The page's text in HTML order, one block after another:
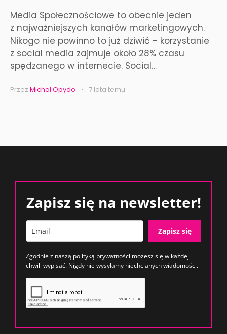
Media Społecznościowe to obecnie jeden
z najważniejszych kanałów marketingowych.
Nikogo nie powinno to już dziwić – korzystanie
z social media zajmuje około 28% czasu
spędzanego w internecie. Social…
Przez Michał Opydo 7 lata temu
Zapisz się na newsletter!
Zapisz się
Zgodnie z naszą polityką prywatności możesz się w każdej
chwili wypisać. Nigdy nie wysyłamy niechcianych wiadomości.